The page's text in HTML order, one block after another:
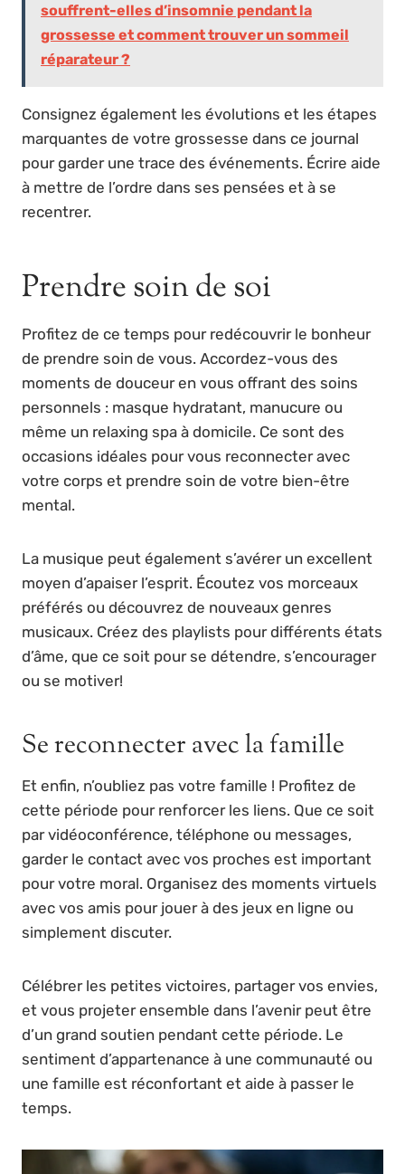
souffrent-elles d’insomnie pendant la
grossesse et comment trouver un sommeil
réparateur ?
Consignez également les évolutions et les étapes
marquantes de votre grossesse dans ce journal
pour garder une trace des événements. Écrire aide
à mettre de l’ordre dans ses pensées et à se
recentrer.
Prendre soin de soi
Profitez de ce temps pour redécouvrir le bonheur
de prendre soin de vous. Accordez-vous des
moments de douceur en vous offrant des soins
personnels : masque hydratant, manucure ou
même un relaxing spa à domicile. Ce sont des
occasions idéales pour vous reconnecter avec
votre corps et prendre soin de votre bien-être
mental.
La musique peut également s’avérer un excellent
moyen d’apaiser l’esprit. Écoutez vos morceaux
préférés ou découvrez de nouveaux genres
musicaux. Créez des playlists pour différents états
d’âme, que ce soit pour se détendre, s’encourager
ou se motiver!
Se reconnecter avec la famille
Et enfin, n’oubliez pas votre famille ! Profitez de
cette période pour renforcer les liens. Que ce soit
par vidéoconférence, téléphone ou messages,
garder le contact avec vos proches est important
pour votre moral. Organisez des moments virtuels
avec vos amis pour jouer à des jeux en ligne ou
simplement discuter.
Célébrer les petites victoires, partager vos envies,
et vous projeter ensemble dans l’avenir peut être
d’un grand soutien pendant cette période. Le
sentiment d’appartenance à une communauté ou
une famille est réconfortant et aide à passer le
temps.